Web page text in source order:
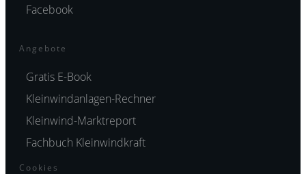
Facebook
Angebote
Gratis E-Book
Kleinwindanlagen-Rechner
Kleinwind-Marktreport
Fachbuch Kleinwindkraft
Cookies